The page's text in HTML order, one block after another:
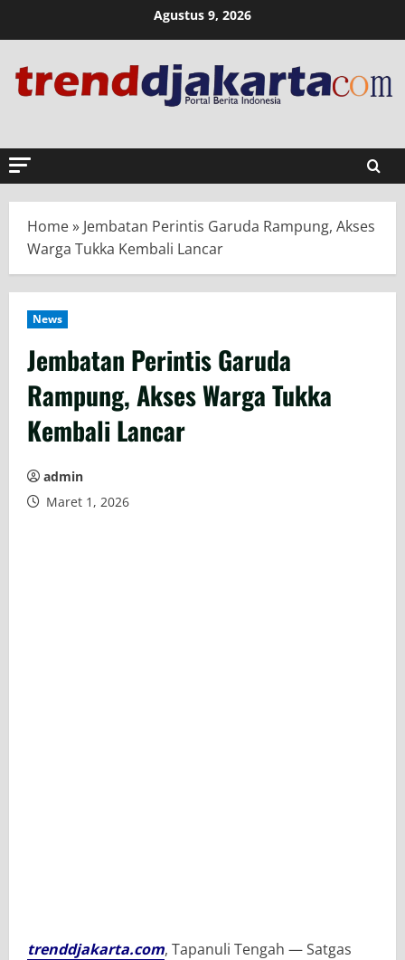
Agustus 9, 2026
Home» Jembatan Perintis Garuda Rampung, Akses
Warga Tukka Kembali Lancar
News
Jembatan Perintis Garuda
Rampung, Akses Warga Tukka
Kembali Lancar
admin
Maret 1, 2026
trenddjakarta.com, Tapanuli Tengah — Satgas